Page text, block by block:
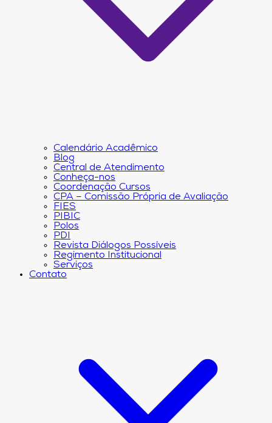
Calendário Acadêmico
Blog
Central de Atendimento
Conheça-nos
Coordenação Cursos
CPA – Comissão Própria de Avaliação
FIES
PIBIC
Polos
PDI
Revista Diálogos Possíveis
Regimento Institucional
Serviços
Contato